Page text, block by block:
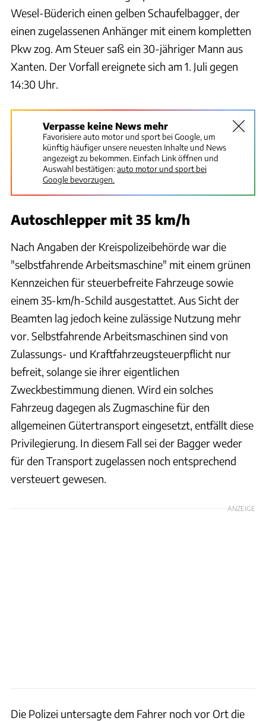
Wesel-Büderich einen gelben Schaufelbagger, der
einen zugelassenen Anhänger mit einem kompletten
Pkw zog. Am Steuer saß ein 30-jähriger Mann aus
Xanten. Der Vorfall ereignete sich am 1. Juli gegen
14:30 Uhr.
Verpasse keine News mehr
Favorisiere auto motor und sport bei Google, um
künftig häufiger unsere neuesten Inhalte und News
angezeigt zu bekommen. Einfach Link öffnen und
Auswahl bestätigen:auto motor und sport bei
Google bevorzugen.
Autoschlepper mit 35 km/h
Nach Angaben der Kreispolizeibehörde war die
"selbstfahrende Arbeitsmaschine" mit einem grünen
Kennzeichen für steuerbefreite Fahrzeuge sowie
einem 35-km/h-Schild ausgestattet. Aus Sicht der
Beamten lag jedoch keine zulässige Nutzung mehr
vor. Selbstfahrende Arbeitsmaschinen sind von
Zulassungs- und Kraftfahrzeugsteuerpflicht nur
befreit, solange sie ihrer eigentlichen
Zweckbestimmung dienen. Wird ein solches
Fahrzeug dagegen als Zugmaschine für den
allgemeinen Gütertransport eingesetzt, entfällt diese
Privilegierung. In diesem Fall sei der Bagger weder
für den Transport zugelassen noch entsprechend
versteuert gewesen.
ANZEIGE
Die Polizei untersagte dem Fahrer noch vor Ort die